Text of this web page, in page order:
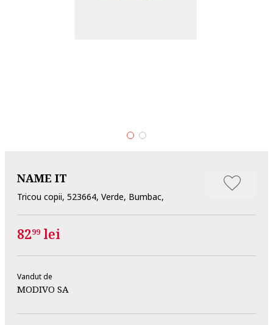
NAME IT
Tricou copii, 523664, Verde, Bumbac,
8299 lei
Vandut de
MODIVO SA